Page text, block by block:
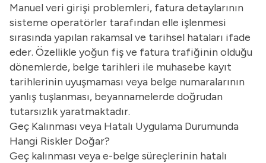
Manuel veri girişi problemleri, fatura detaylarının
sisteme operatörler tarafından elle işlenmesi
sırasında yapılan rakamsal ve tarihsel hataları ifade
eder. Özellikle yoğun fiş ve fatura trafiğinin olduğu
dönemlerde, belge tarihleri ile muhasebe kayıt
tarihlerinin uyuşmaması veya belge numaralarının
yanlış tuşlanması, beyannamelerde doğrudan
tutarsızlık yaratmaktadır.
Geç Kalınması veya Hatalı Uygulama Durumunda
Hangi Riskler Doğar?
Geç kalınması veya e-belge süreçlerinin hatalı